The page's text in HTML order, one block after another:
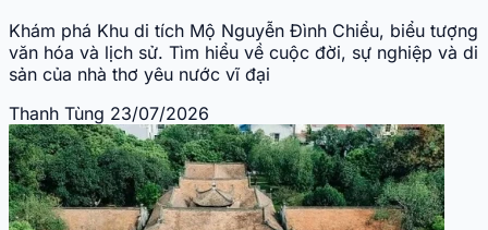
Khám phá Khu di tích Mộ Nguyễn Đình Chiểu, biểu tượng
văn hóa và lịch sử. Tìm hiểu về cuộc đời, sự nghiệp và di
sản của nhà thơ yêu nước vĩ đại
Thanh Tùng 23/07/2026